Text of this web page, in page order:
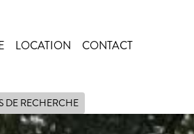
navigation
LOCATION CONTACT
DE RECHERCHE